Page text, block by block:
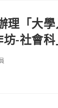
理「大
-社會科